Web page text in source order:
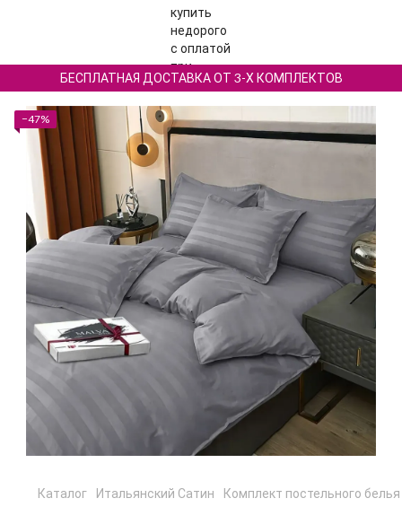
БЕСПЛАТНАЯ ДОСТАВКА ОТ 3-Х КОМПЛЕКТОВ
−47%
Каталог Итальянский Сатин Комплект постельного